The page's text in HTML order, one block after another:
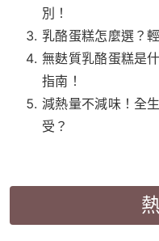
別！
乳酪蛋糕怎麼選？
無麩質乳酪蛋糕是
指南！
減熱量不減味！全
受？